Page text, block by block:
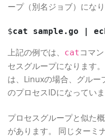
ープ（別名ジョブ）になり
$cat sample.go |
上記の例では、 cat コマ
セスグループになります
は、Linuxの場合、グルー
のプロセスIDになっていま
プロセスグループと似た
があります。 同じターミ